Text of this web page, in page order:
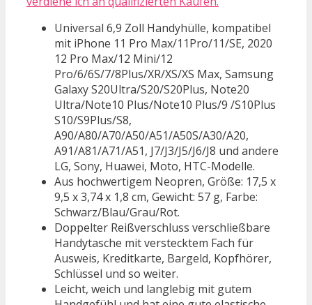
Universal 6,9 Zoll Handyhülle, kompatibel
mit iPhone 11 Pro Max/11Pro/11/SE, 2020
12 Pro Max/12 Mini/12
Pro/6/6S/7/8Plus/XR/XS/XS Max, Samsung
Galaxy S20Ultra/S20/S20Plus, Note20
Ultra/Note10 Plus/Note10 Plus/9 /S10Plus
S10/S9Plus/S8,
A90/A80/A70/A50/A51/A50S/A30/A20,
A91/A81/A71/A51, J7/J3/J5/J6/J8 und andere
LG, Sony, Huawei, Moto, HTC-Modelle.
Aus hochwertigem Neopren, Größe: 17,5 x
9,5 x 3,74 x 1,8 cm, Gewicht: 57 g, Farbe:
Schwarz/Blau/Grau/Rot.
Doppelter Reißverschluss verschließbare
Handytasche mit verstecktem Fach für
Ausweis, Kreditkarte, Bargeld, Kopfhörer,
Schlüssel und so weiter.
Leicht, weich und langlebig mit gutem